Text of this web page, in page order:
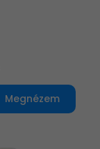
Megnézem